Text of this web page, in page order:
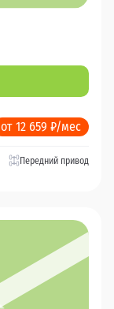
от 12 659 ₽/мес
Передний привод